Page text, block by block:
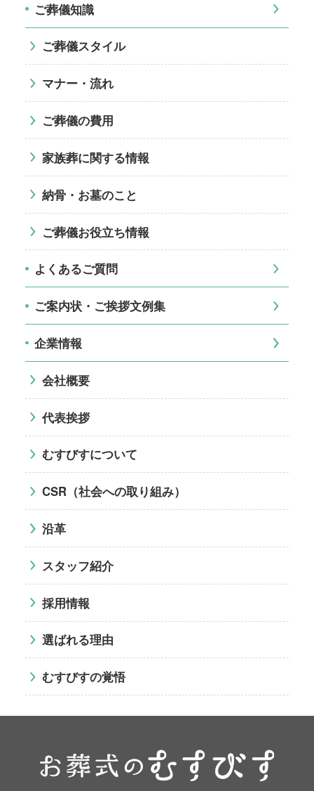
ご葬儀知識
ご葬儀スタイル
マナー・流れ
ご葬儀の費用
家族葬に関する情報
納骨・お墓のこと
ご葬儀お役立ち情報
よくあるご質問
ご案内状・ご挨拶文例集
企業情報
会社概要
代表挨拶
むすびすについて
CSR（社会への取り組み）
沿革
スタッフ紹介
採用情報
選ばれる理由
むすびすの覚悟